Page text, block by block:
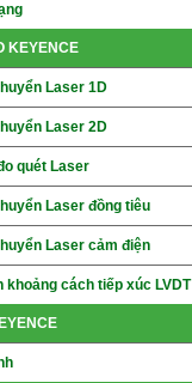
KEYENCE
Laser 1D
Laser 2D
quét Laser
Laser đồng tiêu
Laser cảm điện
khoảng cách tiếp xúc LVDT